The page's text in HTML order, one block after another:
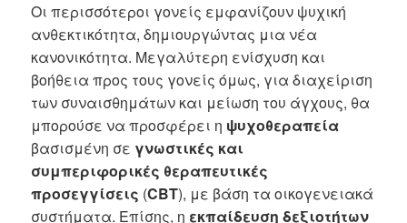
Οι περισσότεροι γονείς εμφανίζουν ψυχική
ανθεκτικότητα, δημιουργώντας μια νέα
κανονικότητα. Μεγαλύτερη ενίσχυση και
βοήθεια προς τους γονείς όμως, για διαχείριση
των συναισθημάτων και μείωση του άγχους, θα
μπορούσε να προσφέρει η ψυχοθεραπεία
βασισμένη σε γνωστικές και
συμπεριφορικές θεραπευτικές
προσεγγίσεις (CBT), με βάση τα οικογενειακά
συστήματα. Επίσης, η εκπαίδευση δεξιοτήτων